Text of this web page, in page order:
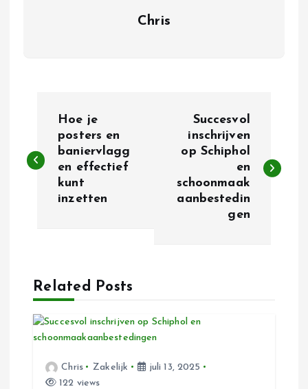
Chris
r
h
t
n
Hoe je
posters en
baniervlagg
en effectief
kunt
inzetten
Succesvol
inschrijven
op Schiphol
en
schoonmaak
aanbestedin
gen
Related Posts
Chris Zakelijk
juli 13, 2025
122 views